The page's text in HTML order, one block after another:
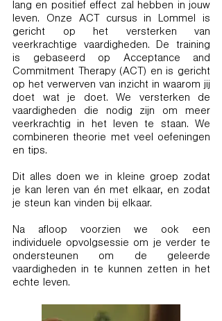
lang en positief effect zal hebben in jouw
leven. Onze ACT cursus in Lommel is
gericht op het versterken van
veerkrachtige vaardigheden. De training
is gebaseerd op Acceptance and
Commitment Therapy (ACT) en is gericht
op het verwerven van inzicht in waarom jij
doet wat je doet. We versterken de
vaardigheden die nodig zijn om meer
veerkrachtig in het leven te staan. We
combineren theorie met veel oefeningen
en tips.
Dit alles doen we in kleine groep zodat
je kan leren van én met elkaar, en zodat
je steun kan vinden bij elkaar.
Na afloop voorzien we ook een
individuele opvolgsessie om je verder te
ondersteunen om de geleerde
vaardigheden in te kunnen zetten in het
echte leven.